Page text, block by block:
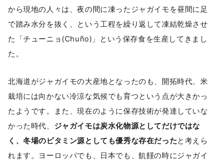
から現地の人々は、夜の間に凍ったジャガイモを昼間に足
で踏み水分を抜く、という工程を繰り返して凍結乾燥させ
た「チューニョ(Chuño)」という保存食を生産してきまし
た。
北海道がジャガイモの大産地となったのも、開拓時代、米
栽培には向かない冷涼な気候でも育つという点が大きかっ
たようです。また、現在のように保存技術が発達していな
かった時代、 ジャガイモは炭水化物源としてだけではな
く、冬場のビタミン源としても優秀な存在だったと考えら
れます。ヨーロッパでも、日本でも、飢饉の時にジャガイ